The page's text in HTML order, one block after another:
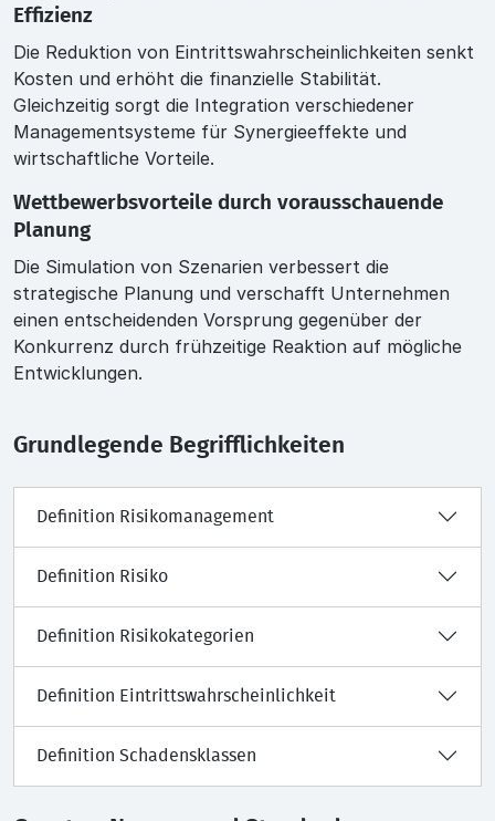
Effizienz
Die Reduktion von Eintrittswahrscheinlichkeiten senkt
Kosten und erhöht die finanzielle Stabilität.
Gleichzeitig sorgt die Integration verschiedener
Managementsysteme für Synergieeffekte und
wirtschaftliche Vorteile.
Wettbewerbsvorteile durch vorausschauende
Planung
Die Simulation von Szenarien verbessert die
strategische Planung und verschafft Unternehmen
einen entscheidenden Vorsprung gegenüber der
Konkurrenz durch frühzeitige Reaktion auf mögliche
Entwicklungen.
Grundlegende Begrifflichkeiten
Definition Risikomanagement
Definition Risiko
Definition Risikokategorien
Definition Eintrittswahrscheinlichkeit
Definition Schadensklassen